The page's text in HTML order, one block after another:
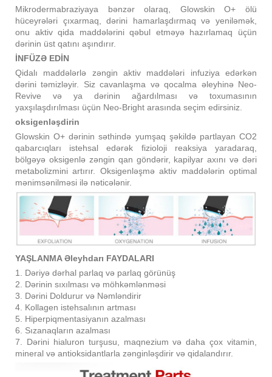
Mikrodermabraziyaya bənzər olaraq, Glowskin O+ ölü
hüceyrələri çıxarmaq, dərini hamarlaşdırmaq və yeniləmək,
onu aktiv qida maddələrini qəbul etməyə hazırlamaq üçün
dərinin üst qatını aşındırır.
İNFÜZƏ EDİN
Qidalı maddələrlə zəngin aktiv maddələri infuziya edərkən
dərini təmizləyir. Siz cavanlaşma və qocalma əleyhinə Neo-
Revive və ya dərinin ağardılması və toxumasının
yaxşılaşdırılması üçün Neo-Bright arasında seçim edirsiniz.
oksigenləşdirin
Glowskin O+ dərinin səthində yumşaq şəkildə partlayan CO2
qabarcıqları istehsal edərək fizioloji reaksiya yaradaraq,
bölgəyə oksigenlə zəngin qan göndərir, kapilyar axını və dəri
metabolizmini artırır. Oksigenləşmə aktiv maddələrin optimal
mənimsənilməsi ilə nəticələnir.
YAŞLANMA Əleyhdarı FAYDALARI
1. Dəriyə dərhal parlaq və parlaq görünüş
2. Dərinin sıxılması və möhkəmlənməsi
3. Dərini Doldurur və Nəmləndirir
4. Kollagen istehsalının artması
5. Hiperpiqmentasiyanın azalması
6. Sızanaqların azalması
7. Dərini hialuron turşusu, maqnezium və daha çox vitamin,
mineral və antioksidantlarla zənginləşdirir və qidalandırır.